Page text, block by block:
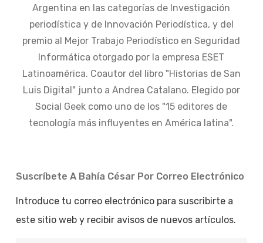
Argentina en las categorías de Investigación
periodística y de Innovación Periodística, y del
premio al Mejor Trabajo Periodístico en Seguridad
Informática otorgado por la empresa ESET
Latinoamérica. Coautor del libro "Historias de San
Luis Digital" junto a Andrea Catalano. Elegido por
Social Geek como uno de los "15 editores de
tecnología más influyentes en América latina".
Suscríbete A Bahía César Por Correo Electrónico
Introduce tu correo electrónico para suscribirte a
este sitio web y recibir avisos de nuevos artículos.